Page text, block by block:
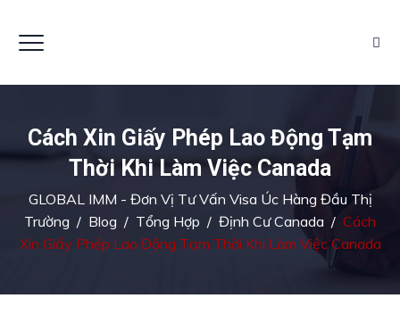
Cách Xin Giấy Phép Lao Động Tạm
Thời Khi Làm Việc Canada
GLOBAL IMM - Đơn Vị Tư Vấn Visa Úc Hàng Đầu Thị
Trường / Blog / Tổng Hợp / Định Cư Canada / Cách
Xin Giấy Phép Lao Động Tạm Thời Khi Làm Việc Canada